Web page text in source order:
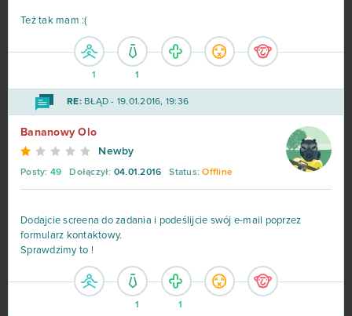
Też tak mam :(
1 1
RE:BŁĄD - 19.01.2016, 19:36
Bananowy Olo
Newby
Posty: 49 Dołączył: 04.01.2016 Status: Offline
Dodajcie screena do zadania i podeślijcie swój e-mail poprzez
formularz kontaktowy.
Sprawdzimy to !
1 1